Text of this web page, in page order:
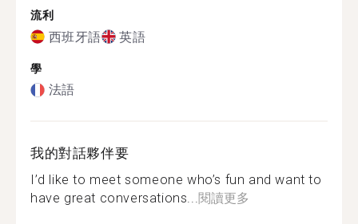
流利
西班牙語 英語
學
法語
我的對話夥伴要
I’d like to meet someone who’s fun and want to
have great conversations...閱讀更多